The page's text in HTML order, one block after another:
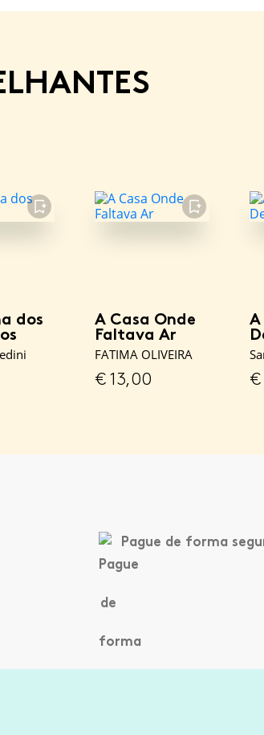
FAVORITO
dos
FAVORITO
A Casa Onde
Faltava Ar
FATIMA OLIVEIRA
€13,00 €
Pague de forma